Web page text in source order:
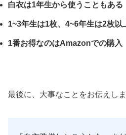
白衣は1年生から使うこともある
1~3年生は1枚、4~6年生は2枚以
1番お得なのはAmazonでの購入
最後に、大事なことをお伝えしま